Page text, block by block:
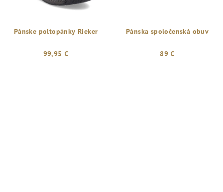
Pánske poltopánky Rieker
99,95 €
Pánska spoločenská obuv
89 €